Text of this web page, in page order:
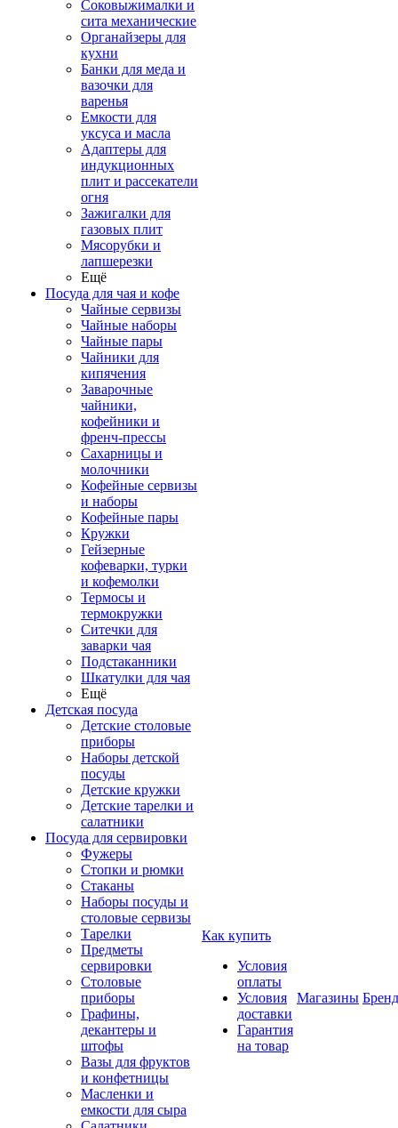
Соковыжималки и
сита механические
Органайзеры для
кухни
Банки для меда и
вазочки для
варенья
Емкости для
уксуса и масла
Адаптеры для
индукционных
плит и рассекатели
огня
Зажигалки для
газовых плит
Мясорубки и
лапшерезки
Ещё
Посуда для чая и кофе
Чайные сервизы
Чайные наборы
Чайные пары
Чайники для
кипячения
Заварочные
чайники,
кофейники и
френч-прессы
Сахарницы и
молочники
Кофейные сервизы
и наборы
Кофейные пары
Кружки
Гейзерные
кофеварки, турки
и кофемолки
Термосы и
термокружки
Ситечки для
заварки чая
Подстаканники
Шкатулки для чая
Ещё
Детская посуда
Детские столовые
приборы
Наборы детской
посуды
Детские кружки
Детские тарелки и
салатники
Посуда для сервировки
Фужеры
Стопки и рюмки
Стаканы
Наборы посуды и
столовые сервизы
Тарелки
Предметы
сервировки
Столовые
приборы
Графины,
декантеры и
штофы
Вазы для фруктов
и конфетницы
Масленки и
емкости для сыра
Как купить
Условия
оплаты
Условия
доставки
Гарантия
на товар
Магазины